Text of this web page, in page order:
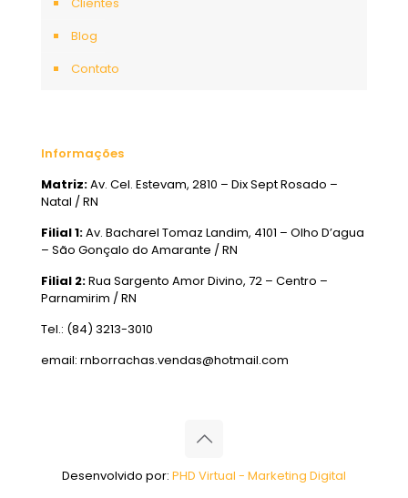
Blog
Contato
Informações
Matriz:Av. Cel. Estevam, 2810 – Dix Sept Rosado –
Natal / RN
Filial 1:Av. Bacharel Tomaz Landim, 4101 – Olho D’agua
– São Gonçalo do Amarante / RN
Filial 2:Rua Sargento Amor Divino, 72 – Centro –
Parnamirim / RN
Tel.: (84) 3213-3010
email: rnborrachas.vendas@hotmail.com
Desenvolvido por: PHD Virtual - Marketing Digital